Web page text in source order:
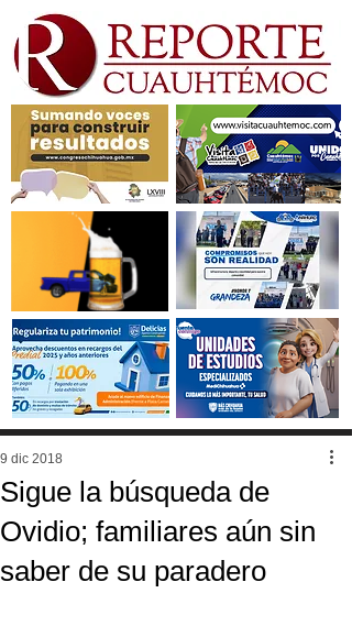
Sigue la búsqueda de
Ovidio; familiares aún sin
saber de su paradero
9 dic 2018